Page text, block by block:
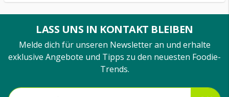
LASS UNS IN KONTAKT BLEIBEN
Melde dich für unseren Newsletter an und erhalte
exklusive Angebote und Tipps zu den neuesten Foodie-
Trends.